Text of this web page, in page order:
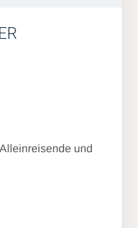
und